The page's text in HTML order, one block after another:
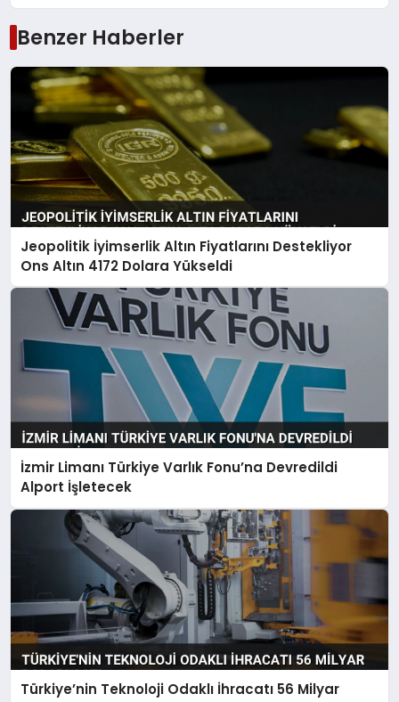
Benzer Haberler
Jeopolitik İyimserlik Altın Fiyatlarını Destekliyor
Ons Altın 4172 Dolara Yükseldi
İzmir Limanı Türkiye Varlık Fonu’na Devredildi
Alport İşletecek
Türkiye’nin Teknoloji Odaklı İhracatı 56 Milyar